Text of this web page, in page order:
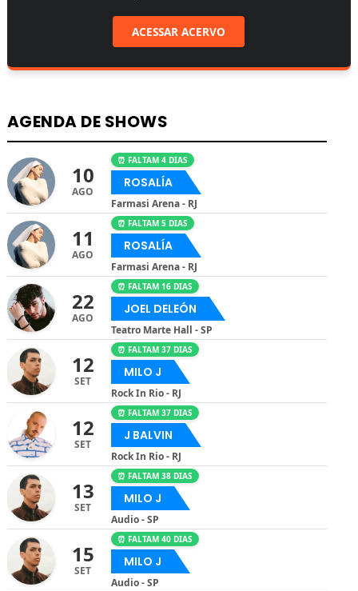
ACESSAR ACERVO
AGENDA DE SHOWS
10
AGO
⏰ FALTAM 4 DIAS
ROSALÍA
Farmasi Arena - RJ
11
AGO
⏰ FALTAM 5 DIAS
ROSALÍA
Farmasi Arena - RJ
22
AGO
⏰ FALTAM 16 DIAS
JOEL DELEÓN
Teatro Marte Hall - SP
12
SET
⏰ FALTAM 37 DIAS
MILO J
Rock In Rio - RJ
12
SET
⏰ FALTAM 37 DIAS
J BALVIN
Rock In Rio - RJ
13
SET
⏰ FALTAM 38 DIAS
MILO J
Audio - SP
15
SET
⏰ FALTAM 40 DIAS
MILO J
Audio - SP